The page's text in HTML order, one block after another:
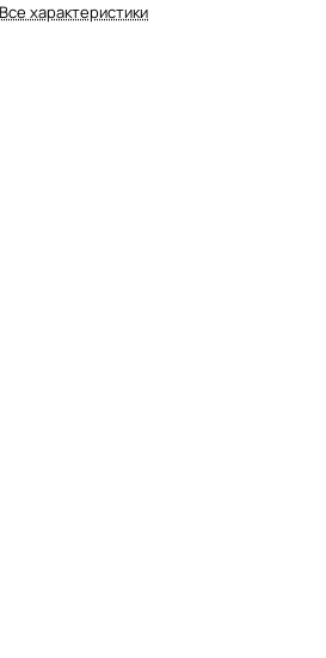
Все характеристики